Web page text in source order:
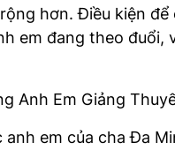
hơn. Điều kiện để
em đang theo đuổi,
Anh Em Giảng
em của cha Đa